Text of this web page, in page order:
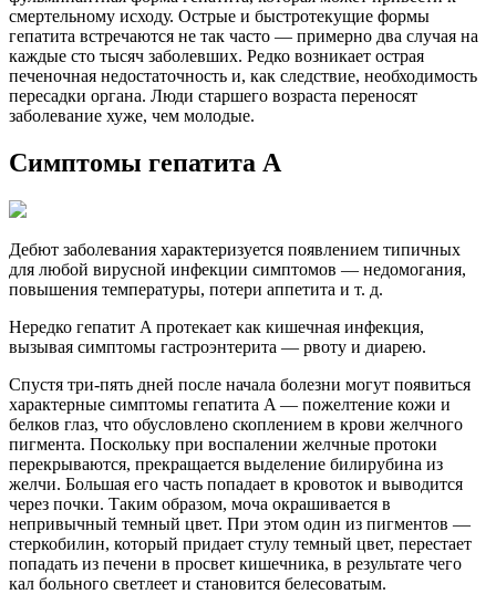
смертельному исходу. Острые и быстротекущие формы
гепатита встречаются не так часто — примерно два случая на
каждые сто тысяч заболевших. Редко возникает острая
печеночная недостаточность и, как следствие, необходимость
пересадки органа. Люди старшего возраста переносят
заболевание хуже, чем молодые.
Симптомы гепатита A
Дебют заболевания характеризуется появлением типичных
для любой вирусной инфекции симптомов — недомогания,
повышения температуры, потери аппетита и т. д.
Нередко гепатит A протекает как кишечная инфекция,
вызывая симптомы гастроэнтерита — рвоту и диарею.
Спустя три-пять дней после начала болезни могут появиться
характерные симптомы гепатита A — пожелтение кожи и
белков глаз, что обусловлено скоплением в крови желчного
пигмента. Поскольку при воспалении желчные протоки
перекрываются, прекращается выделение билирубина из
желчи. Большая его часть попадает в кровоток и выводится
через почки. Таким образом, моча окрашивается в
непривычный темный цвет. При этом один из пигментов —
стеркобилин, который придает стулу темный цвет, перестает
попадать из печени в просвет кишечника, в результате чего
кал больного светлеет и становится белесоватым.